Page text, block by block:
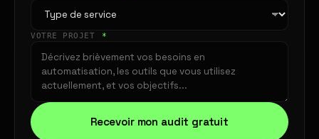
VOTRE PROJET *
Recevoir mon audit gratuit